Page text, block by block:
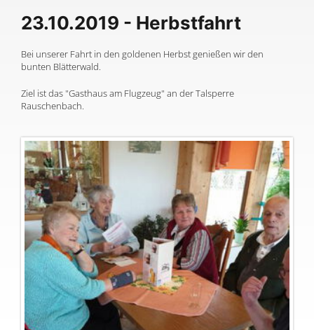
23.10.2019 - Herbstfahrt
Bei unserer Fahrt in den goldenen Herbst genießen wir den
bunten Blätterwald.
Ziel ist das "Gasthaus am Flugzeug" an der Talsperre
Rauschenbach.